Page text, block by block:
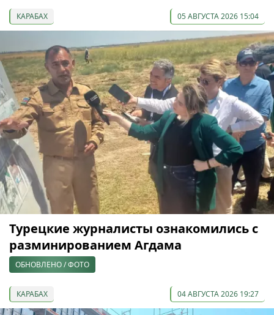
КАРАБАХ 05 АВГУСТА 2026 15:04
Турецкие журналисты ознакомились с
разминированием Агдама
ОБНОВЛЕНО / ФОТО
КАРАБАХ 04 АВГУСТА 2026 19:27